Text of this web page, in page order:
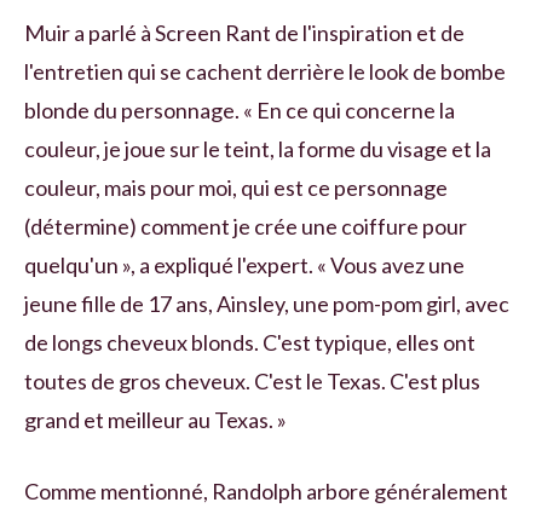
Muir a parlé à Screen Rant de l'inspiration et de
l'entretien qui se cachent derrière le look de bombe
blonde du personnage. « En ce qui concerne la
couleur, je joue sur le teint, la forme du visage et la
couleur, mais pour moi, qui est ce personnage
(détermine) comment je crée une coiffure pour
quelqu'un », a expliqué l'expert. « Vous avez une
jeune fille de 17 ans, Ainsley, une pom-pom girl, avec
de longs cheveux blonds. C'est typique, elles ont
toutes de gros cheveux. C'est le Texas. C'est plus
grand et meilleur au Texas. »
Comme mentionné, Randolph arbore généralement